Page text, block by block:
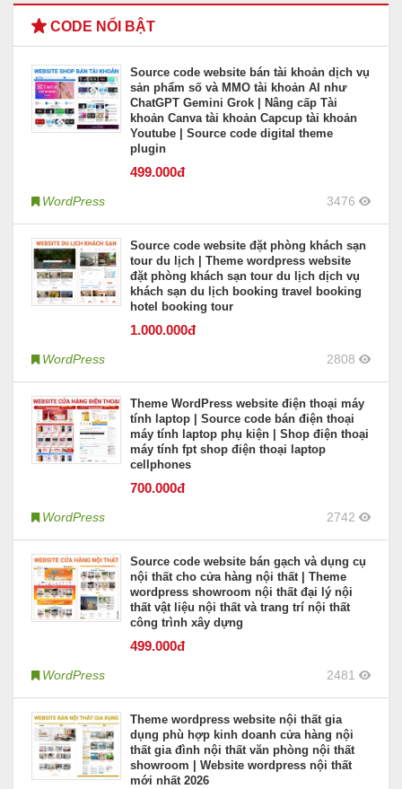
CODE NỔI BẬT
Source code website bán tài khoản dịch vụ
sản phẩm số và MMO tài khoản AI như
ChatGPT Gemini Grok | Nâng cấp Tài
khoản Canva tài khoản Capcup tài khoản
Youtube | Source code digital theme
plugin
499.000đ
WordPress 3476
Source code website đặt phòng khách sạn
tour du lịch | Theme wordpress website
đặt phòng khách sạn tour du lịch dịch vụ
khách sạn du lịch booking travel booking
hotel booking tour
1.000.000đ
WordPress 2808
Theme WordPress website điện thoại máy
tính laptop | Source code bán điện thoại
máy tính laptop phụ kiện | Shop điện thoại
máy tính fpt shop điện thoại laptop
cellphones
700.000đ
WordPress 2742
Source code website bán gạch và dụng cụ
nội thất cho cửa hàng nội thất | Theme
wordpress showroom nội thất đại lý nội
thất vật liệu nội thất và trang trí nội thất
công trình xây dựng
499.000đ
WordPress 2481
Theme wordpress website nội thất gia
dụng phù hợp kinh doanh cửa hàng nội
thất gia đình nội thất văn phòng nội thất
showroom | Website wordpress nội thất
mới nhất 2026